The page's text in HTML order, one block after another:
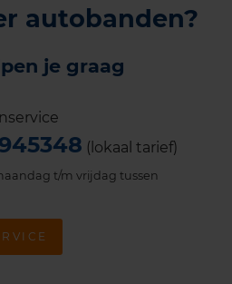
autobanden?
je graag
(lokaal tarief)
t/m vrijdag tussen